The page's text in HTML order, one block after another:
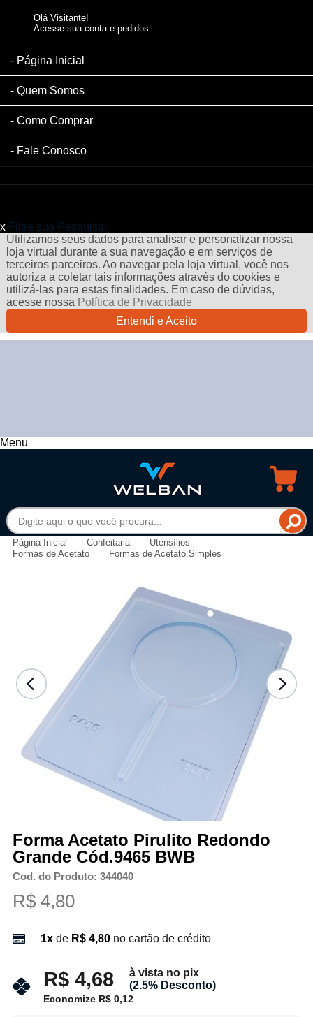
Olá Visitante!
Acesse sua conta e pedidos
Página Inicial
Quem Somos
Como Comprar
Fale Conosco
x Filtre sua Pesquisa:
Utilizamos seus dados para analisar e personalizar nossa
loja virtual durante a sua navegação e em serviços de
terceiros parceiros. Ao navegar pela loja virtual, você nos
autoriza a coletar tais informações através do cookies e
utilizá-las para estas finalidades. Em caso de dúvidas,
acesse nossa Política de Privacidade
Entendi e Aceito
Menu
Página Inicial Confeitaria
Utensílios
Formas de Acetato
Formas de Acetato Simples
Forma Acetato Pirulito Redondo
Grande Cód.9465 BWB
Cod. do Produto: 344040
R$ 4,80
1xde R$ 4,80 no cartão de crédito
R$ 4,68
à vista no pix
(2.5% Desconto)
Economize R$ 0,12